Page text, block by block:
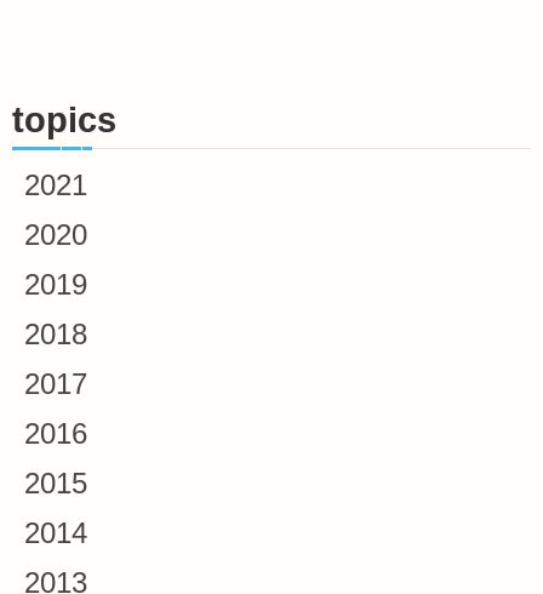
topics
2021
2020
2019
2018
2017
2016
2015
2014
2013